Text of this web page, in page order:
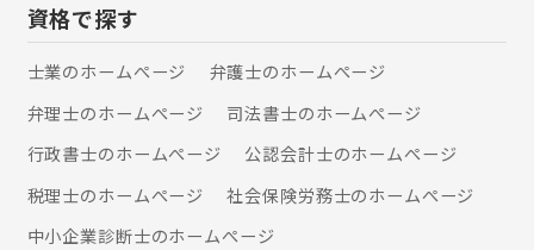
資格で探す
士業のホームぺージ
弁護士のホームぺージ
弁理士のホームぺージ
司法書士のホームぺージ
行政書士のホームぺージ
公認会計士のホームぺージ
税理士のホームぺージ
社会保険労務士のホームぺージ
中小企業診断士のホームぺージ